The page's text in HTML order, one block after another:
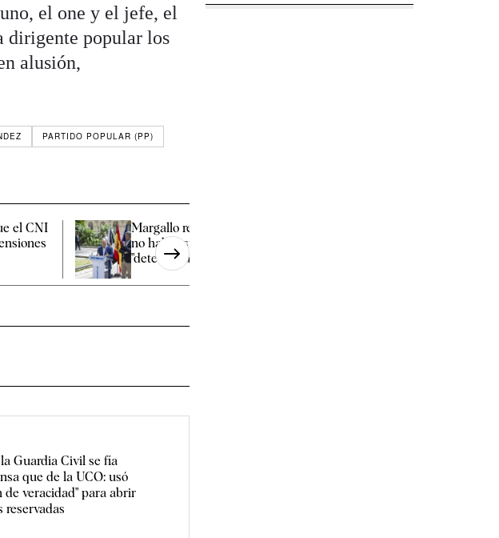
el one y el jefe, el
dirigente popular los
alusión,
PARTIDO POPULAR (PP)
el CNI
Margallo reprocha a su partido
no haber sido más
"determinante" y "firme" [...]
Guardia Civil se fía
que de la UCO: usó
de veracidad" para abrir
reservadas